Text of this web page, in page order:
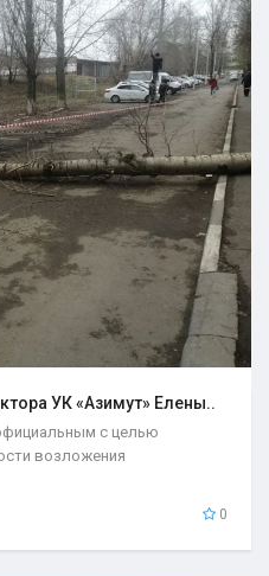
УК «Азимут» Елены..
с целью
возложения
0